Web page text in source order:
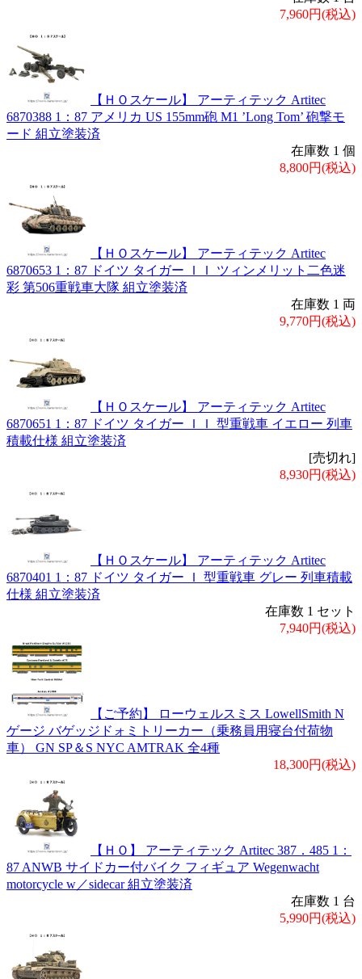
7,960円(税込)
【ＨＯスケール】 アーティテック Artitec
6870388 1：87 アメリカ US 155mm砲 M1 ’Long Tom’ 砲撃モ
ード 組立塗装済
在庫数 1 個
8,800円(税込)
【ＨＯスケール】 アーティテック Artitec
6870653 1：87 ドイツ タイガー ＩＩ ツィンメリット二色迷
彩 第506重戦車大隊 組立塗装済
在庫数 1 両
9,770円(税込)
【ＨＯスケール】 アーティテック Artitec
6870651 1：87 ドイツ タイガー ＩＩ 型重戦車 イエロー 列車
積載仕様 組立塗装済
[売切れ]
8,930円(税込)
【ＨＯスケール】 アーティテック Artitec
6870401 1：87 ドイツ タイガー Ｉ 型重戦車 グレー 列車積載
仕様 組立塗装済
在庫数 1 セット
7,940円(税込)
【ご予約】 ローウェルスミス LowellSmith N
ゲージ バゲッジドォミトリーカー（乗務員用寝台付荷物
車） GN SP＆S NYC AMTRAK 全4種
18,300円(税込)
【ＨＯ】 アーティテック Artitec 387．485 1：
87 ANWB サイドカー付バイク フィギュア Wegenwacht
motorcycle w／sidecar 組立塗装済
在庫数 1 台
5,990円(税込)